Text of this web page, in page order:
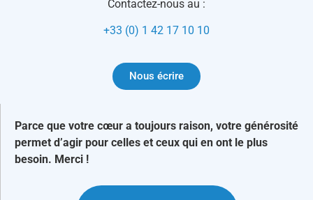
Contactez-nous au :
+33 (0) 1 42 17 10 10
Nous écrire
Parce que votre cœur a toujours raison, votre générosité
permet d’agir pour celles et ceux qui en ont le plus
besoin. Merci !